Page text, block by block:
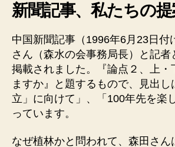
新聞記事、私たちの提
中国新聞記事（1996年6月23日付
さん（森水の会事務局長）と記者
掲載されました。『論点２、上・
ますか』と題するもので、見出し
立」に向けて」、「100年先を楽
っています。
なぜ植林かと問われて、森田さん